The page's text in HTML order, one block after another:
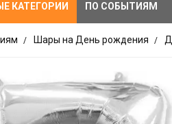
КАТЕГОРИИ ПО СОБЫТИЯМ
Шары на День рождения